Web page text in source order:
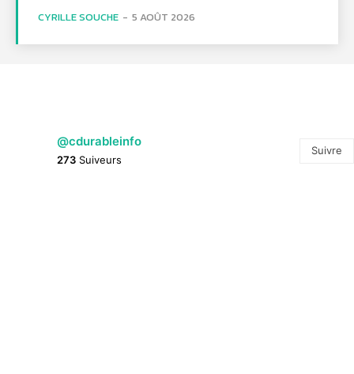
CYRILLE SOUCHE - 5 AOÛT 2026
@cdurableinfo
273 Suiveurs
Suivre